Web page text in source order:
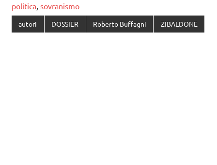
politica sovranismo
autori DOSSIER Roberto Buffagni ZIBALDONE